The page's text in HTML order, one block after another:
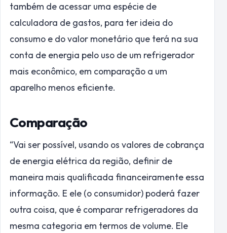
também de acessar uma espécie de
calculadora de gastos, para ter ideia do
consumo e do valor monetário que terá na sua
conta de energia pelo uso de um refrigerador
mais econômico, em comparação a um
aparelho menos eficiente.
Comparação
“Vai ser possível, usando os valores de cobrança
de energia elétrica da região, definir de
maneira mais qualificada financeiramente essa
informação. E ele (o consumidor) poderá fazer
outra coisa, que é comparar refrigeradores da
mesma categoria em termos de volume. Ele